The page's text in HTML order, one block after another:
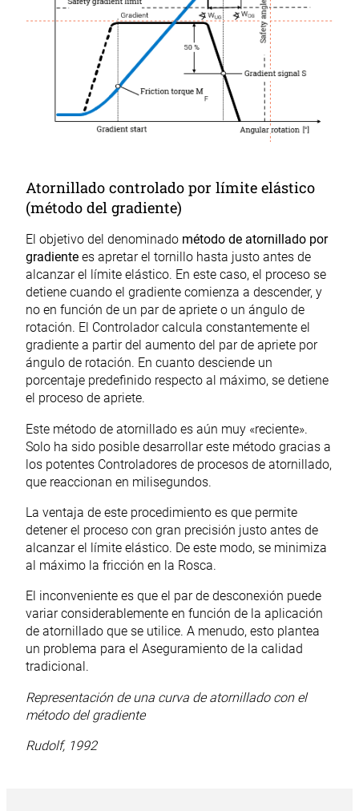
Atornillado controlado por límite elástico
(método del gradiente)
El objetivo del denominado método de atornillado por
gradientees apretar el tornillo hasta justo antes de
alcanzar el límite elástico. En este caso, el proceso se
detiene cuando el gradiente comienza a descender, y
no en función de un par de apriete o un ángulo de
rotación. El Controlador calcula constantemente el
gradiente a partir del aumento del par de apriete por
ángulo de rotación. En cuanto desciende un
porcentaje predefinido respecto al máximo, se detiene
el proceso de apriete.
Este método de atornillado es aún muy «reciente».
Solo ha sido posible desarrollar este método gracias a
los potentes Controladores de procesos de atornillado,
que reaccionan en milisegundos.
La ventaja de este procedimiento es que permite
detener el proceso con gran precisión justo antes de
alcanzar el límite elástico. De este modo, se minimiza
al máximo la fricción en la Rosca.
El inconveniente es que el par de desconexión puede
variar considerablemente en función de la aplicación
de atornillado que se utilice. A menudo, esto plantea
un problema para el Aseguramiento de la calidad
tradicional.
Representación de una curva de atornillado con el
método del gradiente
Rudolf, 1992